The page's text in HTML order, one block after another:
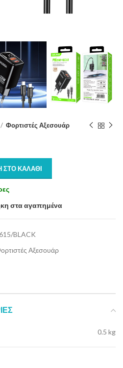
Φορτιστές Αξεσουάρ
ΚΑΛΆΘΙ
στα αγαπημένα
BLACK
Αξεσουάρ
0.5 kg